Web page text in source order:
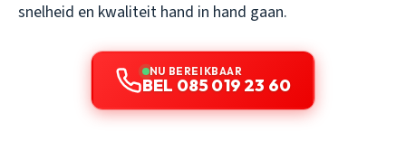
snelheid en kwaliteit hand in hand gaan.
NU BEREIKBAAR
BEL 085 019 23 60